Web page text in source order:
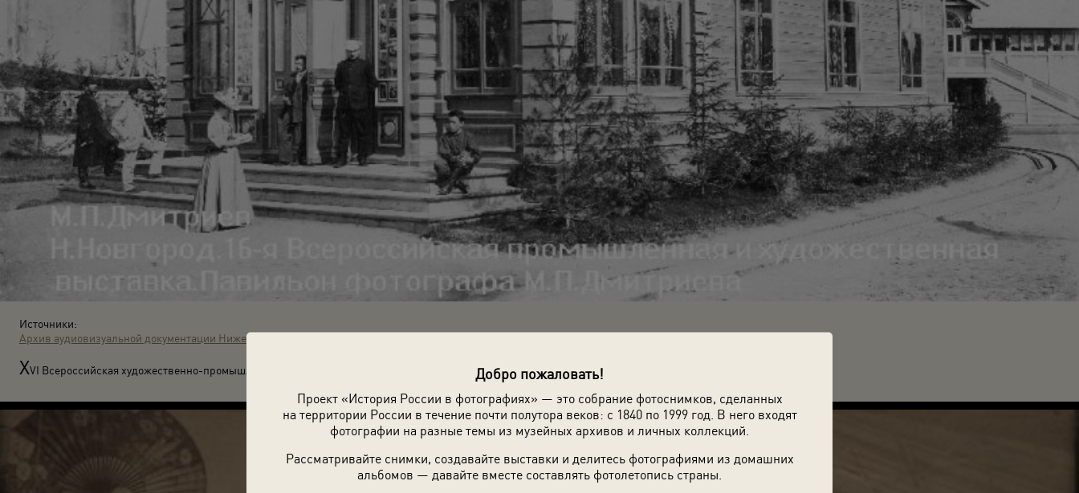
Добро пожаловать!
Проект «История России в фотографиях» — это собрание фотоснимков, сделанных
на территории России в течение почти полутора веков: с 1840 по 1999 год. В него входят
фотографии на разные темы из музейных архивов и личных коллекций.
Рассматривайте снимки, создавайте выставки и делитесь фотографиями из домашних
альбомов — давайте вместе составлять фотолетопись страны.
Источники:
Архив аудиовизуальной документации Нижегородской области
XVI Всероссийская художественно-промышленная выставка. Павильон фотографа М. П. Дмитриева. Нижний Новгород, 1896 г. Автор: Максим Дмитриев.